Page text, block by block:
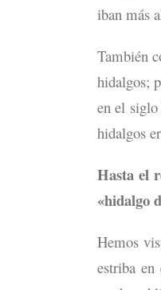
iban más
También
hidalgos;
en el siglo
hidalgos
Hasta el
«hidalgo
Hemos
estriba